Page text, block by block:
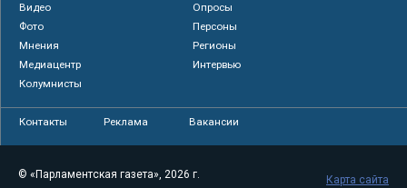
Видео
Опросы
Фото
Персоны
Мнения
Регионы
Медиацентр
Интервью
Колумнисты
Контакты Реклама Вакансии
© «Парламентская газета», 2026 г.
Карта сайта